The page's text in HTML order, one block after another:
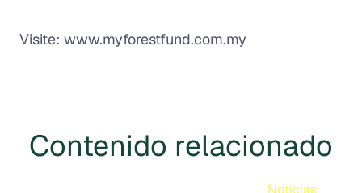
Visite: www.myforestfund.com.my
Contenido relacionado
Noticias